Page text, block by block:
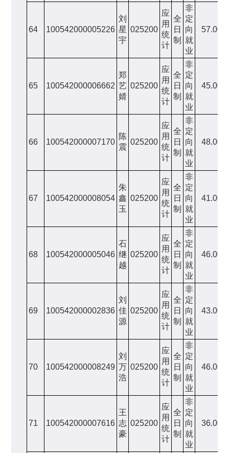
64 100542000005226
刘
星
宇
025200
应
用
统
计
全
日
制
非
定
向
就
业
57.00
65 100542000006662
郑
艺
婧
025200
应
用
统
计
全
日
制
非
定
向
就
业
45.00
66 100542000007170
陈
震
025200
应
用
统
计
全
日
制
非
定
向
就
业
48.00
67 100542000008054
朱
鑫
玉
025200
应
用
统
计
全
日
制
非
定
向
就
业
41.00
68 100542000005046
石
继
越
025200
应
用
统
计
全
日
制
非
定
向
就
业
46.00
69 100542000002836
刘
佳
源
025200
应
用
统
计
全
日
制
非
定
向
就
业
43.00
70 100542000008249
刘
万
浩
025200
应
用
统
计
全
日
制
非
定
向
就
业
46.00
71 100542000007616
王
志
豪
025200
应
用
统
计
全
日
制
非
定
向
就
业
36.00